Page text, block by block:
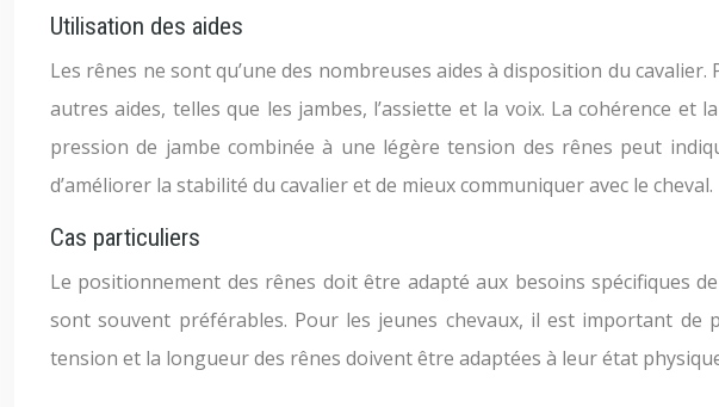
Utilisation des aides
Les rênes ne sont qu’une des nombreuses aides à disposition du
autres aides, telles que les jambes, l’assiette et la voix. La cohérence
pression de jambe combinée à une légère tension des rênes peut
d’améliorer la stabilité du cavalier et de mieux communiquer avec le cheval.
Cas particuliers
Le positionnement des rênes doit être adapté aux besoins spécifiques
sont souvent préférables. Pour les jeunes chevaux, il est important
tension et la longueur des rênes doivent être adaptées à leur état